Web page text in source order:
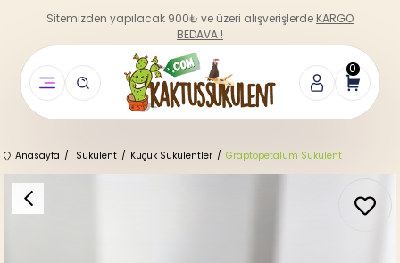
Sitemizden yapılacak 900₺ ve üzeri alışverişlerde KARGO
BEDAVA !
0
Anasayfa Sukulent Küçük Sukulentler Graptopetalum Sukulent